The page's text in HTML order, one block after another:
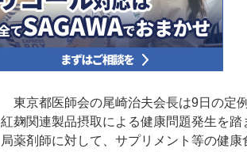
東京都医師会の尾崎治夫会長は9日の定
紅麹関連製品摂取による健康問題発生を
局薬剤師に対して、サプリメント等の健康